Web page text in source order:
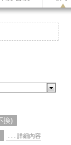
換)
. . . 詳細內容